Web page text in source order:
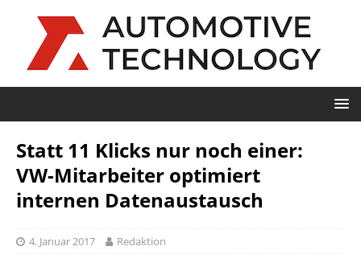
Statt 11 Klicks nur noch einer:
VW-Mitarbeiter optimiert
internen Datenaustausch
4. Januar 2017 Redaktion